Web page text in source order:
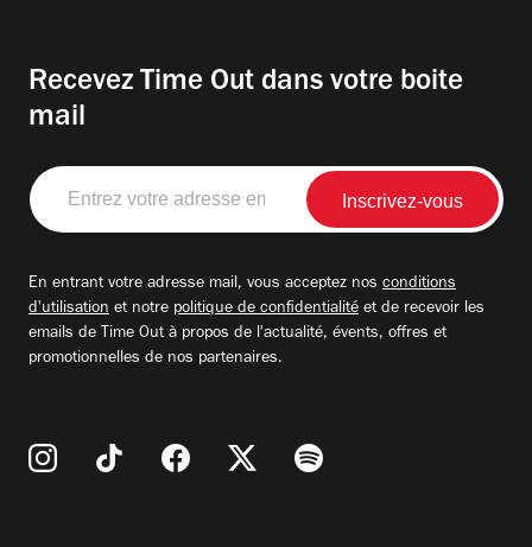
Recevez Time Out dans votre boite
mail
Entrez
votre
adresse
En entrant votre adresse mail, vous acceptez nos conditions
d'utilisation et notre politique de confidentialité et de recevoir les
emails de Time Out à propos de l'actualité, évents, offres et
promotionnelles de nos partenaires.